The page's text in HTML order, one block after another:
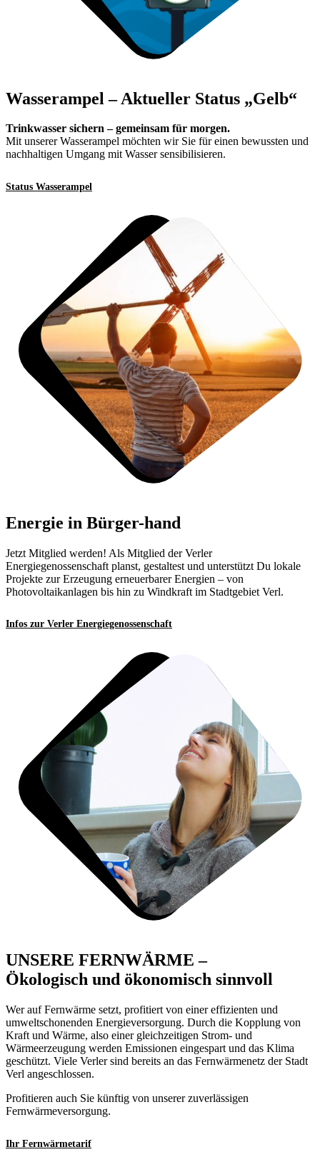
Wasserampel – Aktueller Status „Gelb“
Trinkwasser sichern – gemeinsam für morgen.
Mit unserer Wasserampel möchten wir Sie für einen bewussten und
nachhaltigen Umgang mit Wasser sensibilisieren.
Status Wasserampel
Energie in Bürger-hand
Jetzt Mitglied werden! Als Mitglied der Verler
Energiegenossenschaft planst, gestaltest und unterstützt Du lokale
Projekte zur Erzeugung erneuerbarer Energien – von
Photovoltaikanlagen bis hin zu Windkraft im Stadtgebiet Verl.
Infos zur Verler Energiegenossenschaft
UNSERE FERNWÄRME –
Ökologisch und ökonomisch sinnvoll
Wer auf Fernwärme setzt, profitiert von einer effizienten und
umweltschonenden Energieversorgung. Durch die Kopplung von
Kraft und Wärme, also einer gleichzeitigen Strom- und
Wärmeerzeugung werden Emissionen eingespart und das Klima
geschützt. Viele Verler sind bereits an das Fernwärmenetz der Stadt
Verl angeschlossen.
Profitieren auch Sie künftig von unserer zuverlässigen
Fernwärmeversorgung.
Ihr Fernwärmetarif